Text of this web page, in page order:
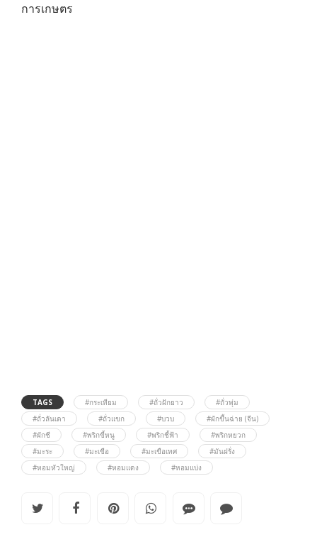
การเกษตร
TAGS #กระเทียม #ถั่วฝักยาว
#ถั่วพุ่ม
#ถั่วลันเตา
#ถั่วแขก #บวบ
#ผักขึ้นฉ่าย (จีน)
#ผักชี
#พริกขี้หนู #พริกชี้ฟ้า
#พริกหยวก
#มะระ
#มะเขือ #มะเขือเทศ
#มันฝรั่ง
#หอมหัวใหญ่
#หอมแดง #หอมแบ่ง